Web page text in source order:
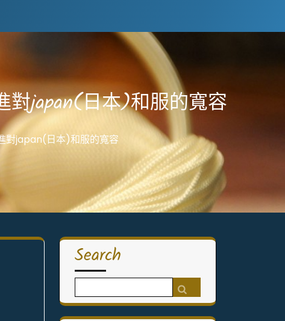
japan(日本)和服的寬容
對japan(日本)和服的寬容
Search
for: